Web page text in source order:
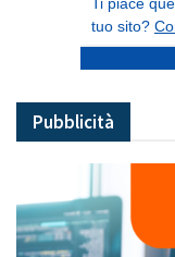
Pubblicità